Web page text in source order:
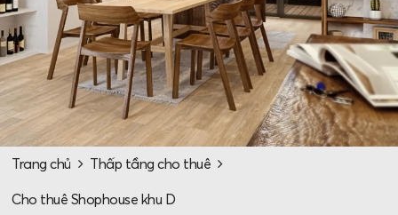
Trang chủ Thấp tầng cho thuê
Cho thuê Shophouse khu D